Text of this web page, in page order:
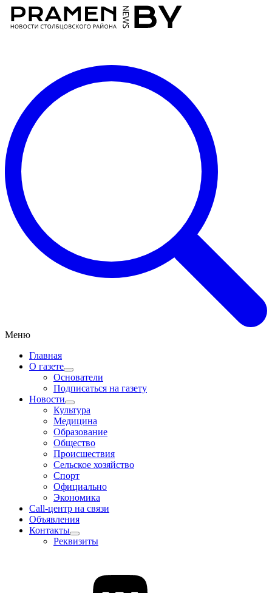
Меню
Главная
О газете
Основатели
Подписаться на газету
Новости
Культура
Медицина
Образование
Общество
Происшествия
Сельское хозяйство
Спорт
Официально
Экономика
Call-центр на связи
Объявления
Контакты
Реквизиты